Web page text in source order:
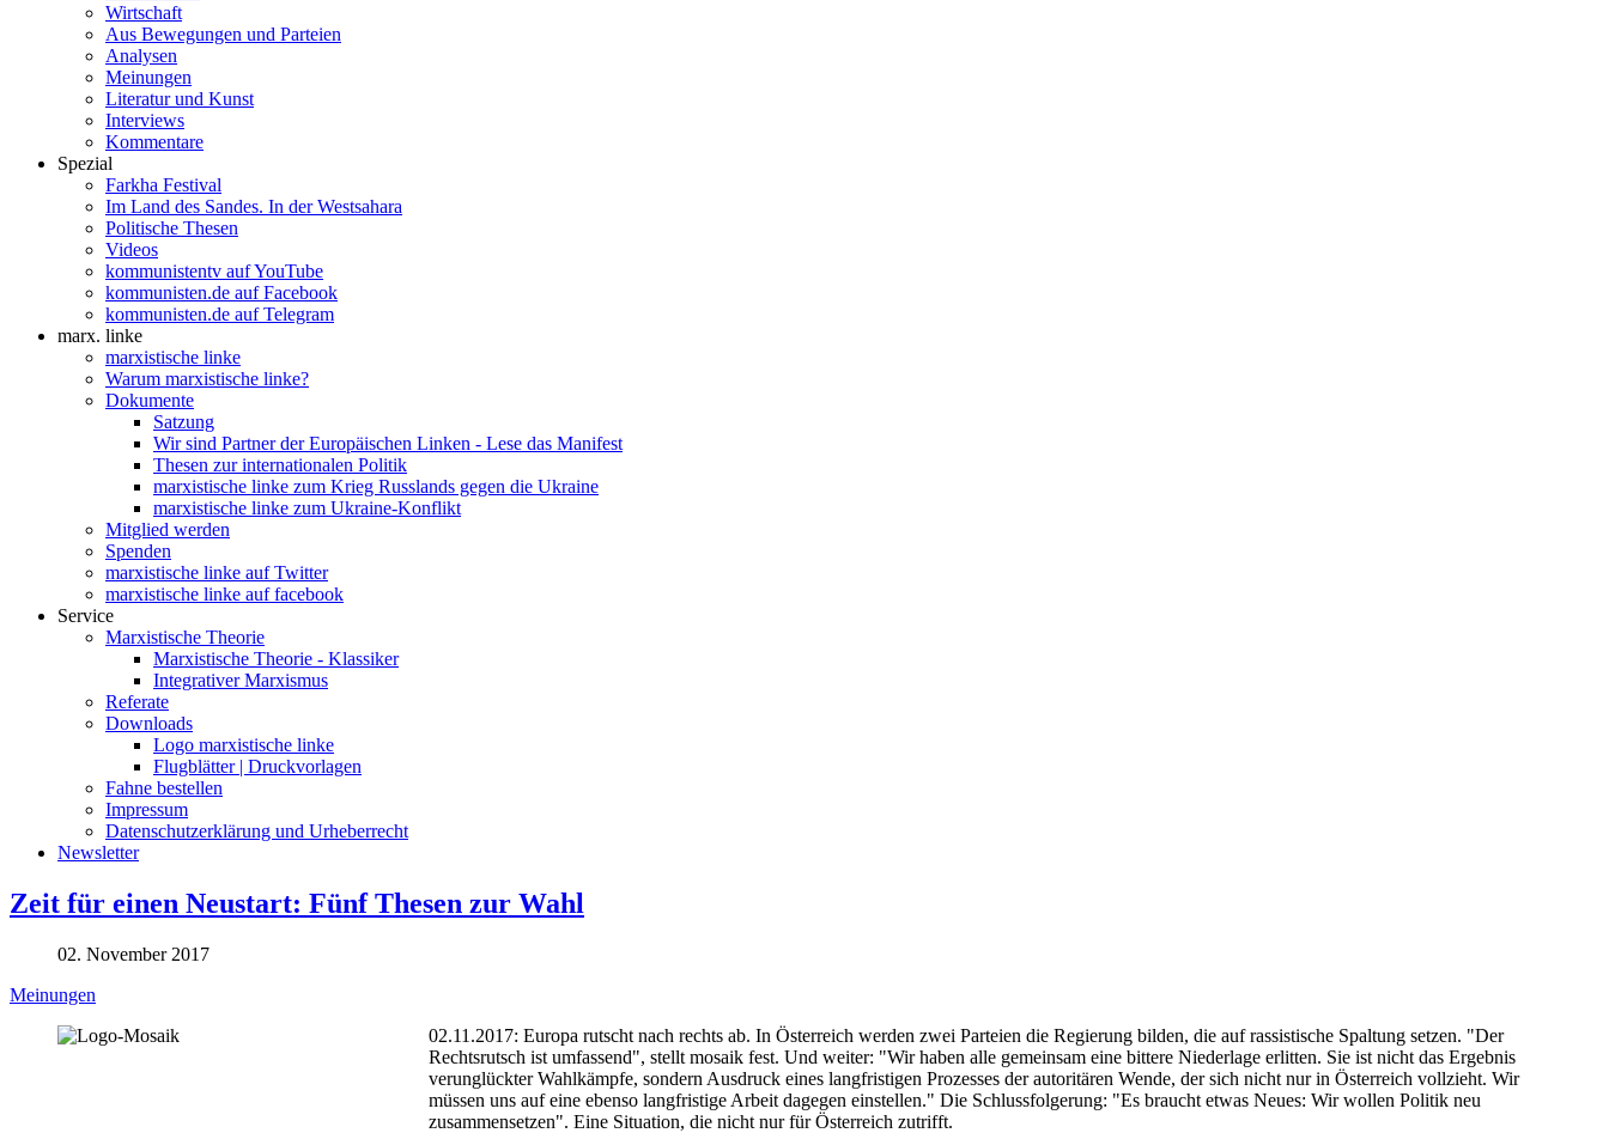
Wirtschaft
Aus Bewegungen und Parteien
Analysen
Meinungen
Literatur und Kunst
Interviews
Kommentare
Spezial
Farkha Festival
Im Land des Sandes. In der Westsahara
Politische Thesen
Videos
kommunistentv auf YouTube
kommunisten.de auf Facebook
kommunisten.de auf Telegram
marx. linke
marxistische linke
Warum marxistische linke?
Dokumente
Satzung
Wir sind Partner der Europäischen Linken - Lese das Manifest
Thesen zur internationalen Politik
marxistische linke zum Krieg Russlands gegen die Ukraine
marxistische linke zum Ukraine-Konflikt
Mitglied werden
Spenden
marxistische linke auf Twitter
marxistische linke auf facebook
Service
Marxistische Theorie
Marxistische Theorie - Klassiker
Integrativer Marxismus
Referate
Downloads
Logo marxistische linke
Flugblätter | Druckvorlagen
Fahne bestellen
Impressum
Datenschutzerklärung und Urheberrecht
Newsletter
Zeit für einen Neustart: Fünf Thesen zur Wahl
02. November 2017
Meinungen
02.11.2017: Europa rutscht nach rechts ab. In Österreich werden zwei Parteien die Regierung bilden, die auf rassistische Spaltung setzen. "Der
Rechtsrutsch ist umfassend", stellt mosaik fest. Und weiter: "Wir haben alle gemeinsam eine bittere Niederlage erlitten. Sie ist nicht das Ergebnis
verunglückter Wahlkämpfe, sondern Ausdruck eines langfristigen Prozesses der autoritären Wende, der sich nicht nur in Österreich vollzieht. Wir
müssen uns auf eine ebenso langfristige Arbeit dagegen einstellen." Die Schlussfolgerung: "Es braucht etwas Neues: Wir wollen Politik neu
zusammensetzen". Eine Situation, die nicht nur für Österreich zutrifft.